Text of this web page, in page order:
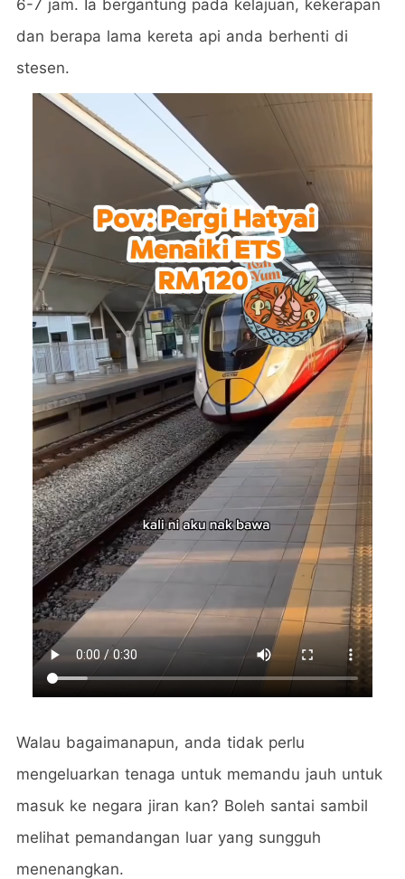
6-7 jam. Ia bergantung pada kelajuan, kekerapan
dan berapa lama kereta api anda berhenti di
stesen.
Walau bagaimanapun, anda tidak perlu
mengeluarkan tenaga untuk memandu jauh untuk
masuk ke negara jiran kan? Boleh santai sambil
melihat pemandangan luar yang sungguh
menenangkan.